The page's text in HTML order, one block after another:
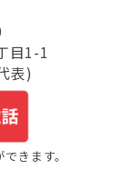
目1-1
表)
きます。